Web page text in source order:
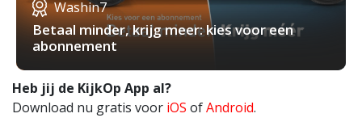
Washin7
Betaal minder, krijg meer: kies voor een
abonnement
Heb jij de KijkOp App al?
Download nu gratis voor iOS ofAndroid.